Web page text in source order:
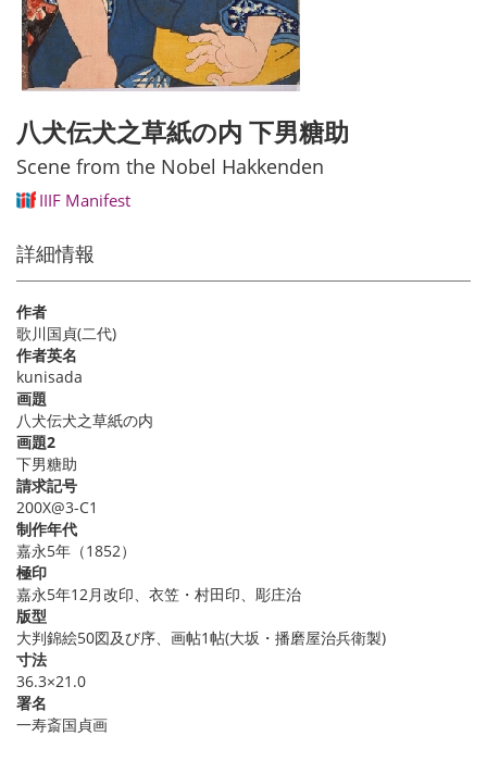
八犬伝犬之草紙の内 下男糖助
Scene from the Nobel Hakkenden
IIIF Manifest
詳細情報
作者
歌川国貞(二代)
作者英名
kunisada
画題
八犬伝犬之草紙の内
画題2
下男糖助
請求記号
200X@3-C1
制作年代
嘉永5年（1852）
極印
嘉永5年12月改印、衣笠・村田印、彫庄治
版型
大判錦絵50図及び序、画帖1帖(大坂・播磨屋治兵衛製)
寸法
36.3×21.0
署名
一寿斎国貞画